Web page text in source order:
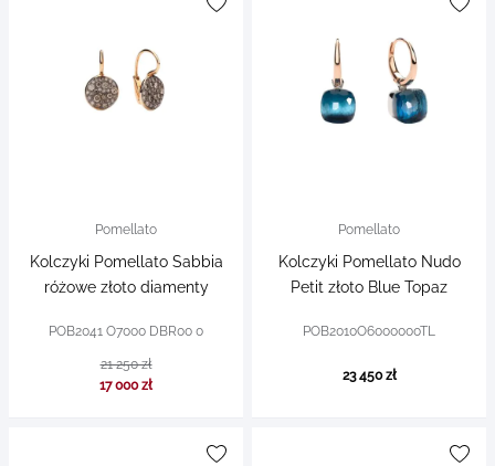
Pomellato
Kolczyki Pomellato Sabbia
różowe złoto diamenty
POB2041 O7000 DBR00 0
21 250 zł
17 000 zł
Pomellato
Kolczyki Pomellato Nudo
Petit złoto Blue Topaz
POB2010O6000000TL
23 450 zł